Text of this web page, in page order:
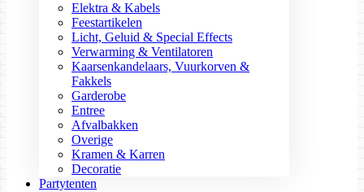
Elektra & Kabels
Feestartikelen
Licht, Geluid & Special Effects
Verwarming & Ventilatoren
Kaarsenkandelaars, Vuurkorven &
Fakkels
Garderobe
Entree
Afvalbakken
Overige
Kramen & Karren
Decoratie
Partytenten